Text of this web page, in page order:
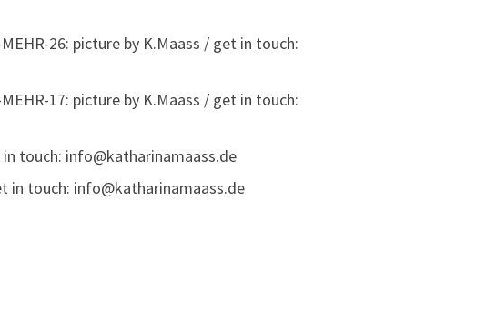
26: picture by K.Maass / get in touch:
17: picture by K.Maass / get in touch:
touch: info@katharinamaass.de
in touch: info@katharinamaass.de